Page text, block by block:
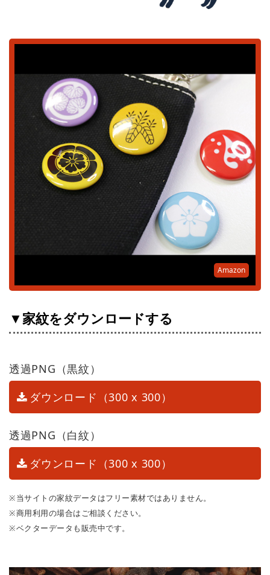
Amazon
▼家紋をダウンロードする
透過PNG（黒紋）
ダウンロード（300 x 300）
透過PNG（白紋）
ダウンロード（300 x 300）
※当サイトの家紋データはフリー素材ではありません。
※商用利用の場合はご相談ください。
※ベクターデータも販売中です。